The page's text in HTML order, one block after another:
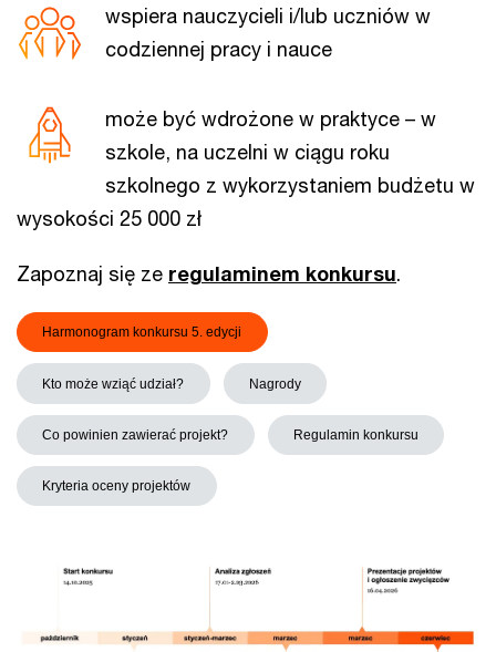
wspiera nauczycieli i/lub uczniów w
codziennej pracy i nauce
może być wdrożone w praktyce – w
szkole, na uczelni w ciągu roku
szkolnego z wykorzystaniem budżetu w
wysokości 25 000 zł
Zapoznaj się ze regulaminem konkursu.
Harmonogram konkursu 5. edycji
Kto może wziąć udział? Nagrody
Co powinien zawierać projekt? Regulamin konkursu
Kryteria oceny projektów